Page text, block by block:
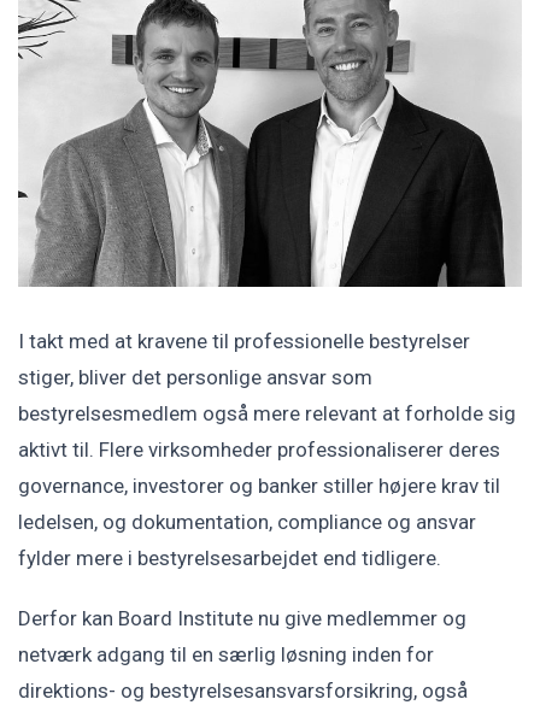
I takt med at kravene til professionelle bestyrelser
stiger, bliver det personlige ansvar som
bestyrelsesmedlem også mere relevant at forholde sig
aktivt til. Flere virksomheder professionaliserer deres
governance, investorer og banker stiller højere krav til
ledelsen, og dokumentation, compliance og ansvar
fylder mere i bestyrelsesarbejdet end tidligere.
Derfor kan Board Institute nu give medlemmer og
netværk adgang til en særlig løsning inden for
direktions- og bestyrelsesansvarsforsikring, også